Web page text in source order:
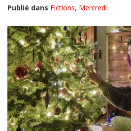
Publié dans Fictions, Mercredi